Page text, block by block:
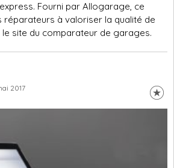
Fourni par Allogarage, ce
réparateurs à valoriser la qualité de
site du comparateur de garages.
2017